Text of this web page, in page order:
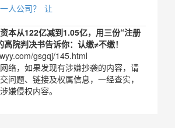
让
人公司？
本从122亿减到1.05亿，用三份“注册
院判决书告诉你：认缴≠不缴！
gsgqj/145.html
络，如果发现有涉嫌抄袭的内容，请
问题、链接及权属信息，一经查实，
嫌侵权内容。